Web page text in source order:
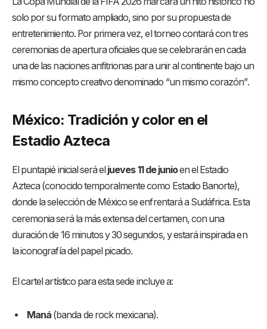
solo por su formato ampliado, sino por su propuesta de
entretenimiento. Por primera vez, el torneo contará con tres
ceremonias de apertura oficiales que se celebrarán en cada
una de las naciones anfitrionas para unir al continente bajo un
mismo concepto creativo denominado “un mismo corazón”.
México: Tradición y color en el
Estadio Azteca
El puntapié inicial será el jueves 11 de junioen el Estadio
Azteca (conocido temporalmente como Estadio Banorte),
donde la selección de México se enfrentará a Sudáfrica. Esta
ceremonia será la más extensa del certamen, con una
duración de 16 minutos y 30 segundos, y estará inspirada en
la iconografía del papel picado.
El cartel artístico para esta sede incluye a:
Maná (banda de rock mexicana).